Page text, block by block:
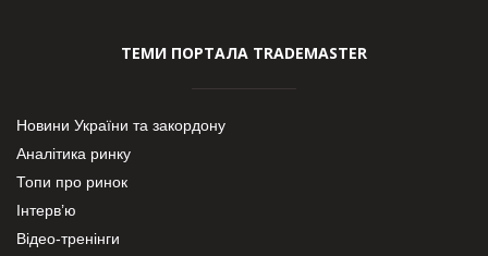
ТЕМИ ПОРТАЛА TRADEMASTER
Новини України та закордону
Аналітика ринку
Топи про ринок
Інтерв’ю
Відео-тренінги